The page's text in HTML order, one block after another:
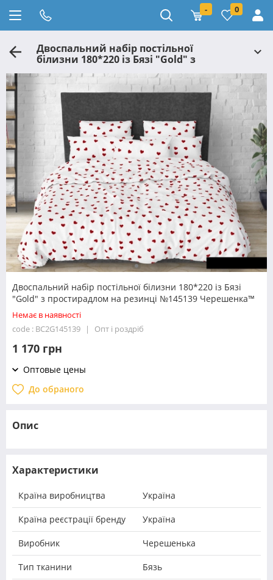
- 0
Двоспальний набір постільної
білизни 180*220 із Бязі "Gold" з
простирадлом на резинці №145139
Черешенка™
Двоспальний набір постільної білизни 180*220 із Бязі
"Gold" з простирадлом на резинці №145139 Черешенка™
Немає в наявності
code : BC2G145139
Опт і роздріб
1 170 грн
Оптовые цены
До обраного
Опис
Характеристики
Країна виробництва Україна
Країна реєстрації бренду Україна
Виробник Черешенька
Тип тканини Бязь